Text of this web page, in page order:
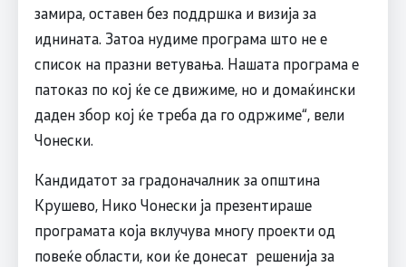
замира, оставен без поддршка и визија за
иднината. Затоа нудиме програма што не е
список на празни ветувања. Нашата програма е
патоказ по кој ќе се движиме, но и домаќински
даден збор кој ќе треба да го одржиме“, вели
Чонески.
Кандидатот за градоначалник за општина
Крушево, Нико Чонески ја презентираше
програмата која вклучува многу проекти од
повеќе области, кои ќе донесат решенија за